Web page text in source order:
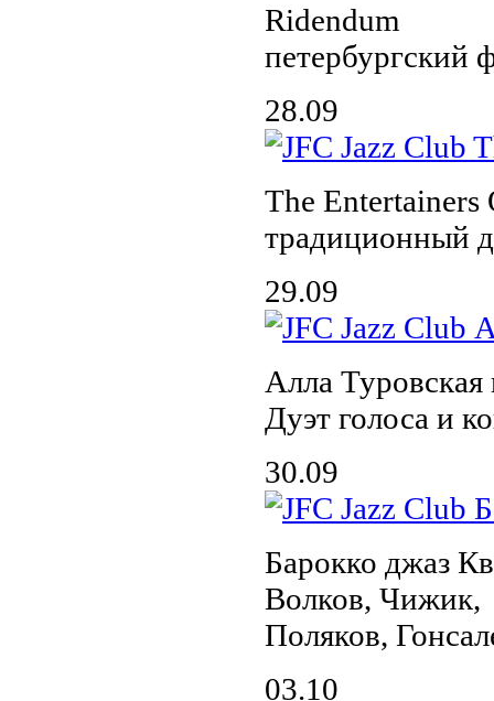
Ridendum
петербургский
28.09
The Entertainers
традиционный
29.09
Алла
Дуэт голоса и
30.09
Барокко джаз
Волков, Чижик,
Поляков,
03.10